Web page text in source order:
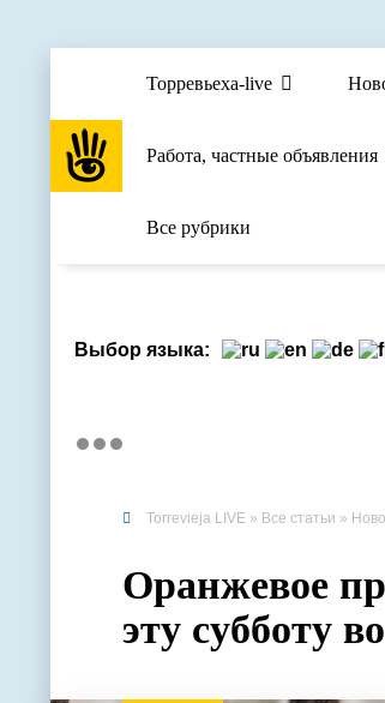
Торревьеха-live
Работа, частные объявления
Все рубрики
Выбор языка:
Torrevieja LIVE » Все статьи »
Оранжевое
эту субботу